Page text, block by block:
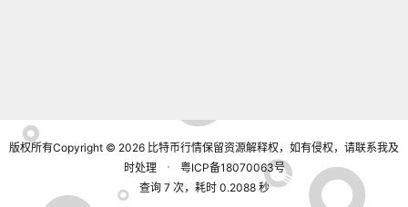
版权所有Copyright © 2026 比特币行情保留资源解释权，如有侵权，请联系我及
时处理
・
粤ICP备18070063号
查询 7 次，耗时 0.2088 秒